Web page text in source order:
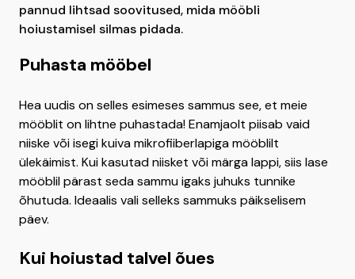
pannud lihtsad soovitused, mida mööbli
hoiustamisel silmas pidada.
Puhasta mööbel
Hea uudis on selles esimeses sammus see, et meie
mööblit on lihtne puhastada! Enamjaolt piisab vaid
niiske või isegi kuiva mikrofiiberlapiga mööblilt
ülekäimist. Kui kasutad niisket või märga lappi, siis lase
mööblil pärast seda sammu igaks juhuks tunnike
õhutuda. Ideaalis vali selleks sammuks päikselisem
päev.
Kui hoiustad talvel õues